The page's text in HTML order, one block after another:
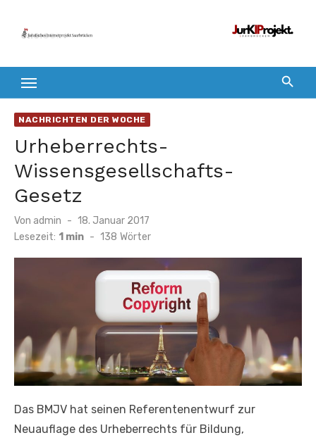
Inhalt
NACHRICHTEN DER WOCHE
Urheberrechts-
Wissensgesellschafts-
Gesetz
Von admin
Veröffentlicht
am
18. Januar 2017
Lesezeit: 1 min - 138 Wörter
Das BMJV hat seinen Referentenentwurf zur
Neuauflage des Urheberrechts für Bildung,